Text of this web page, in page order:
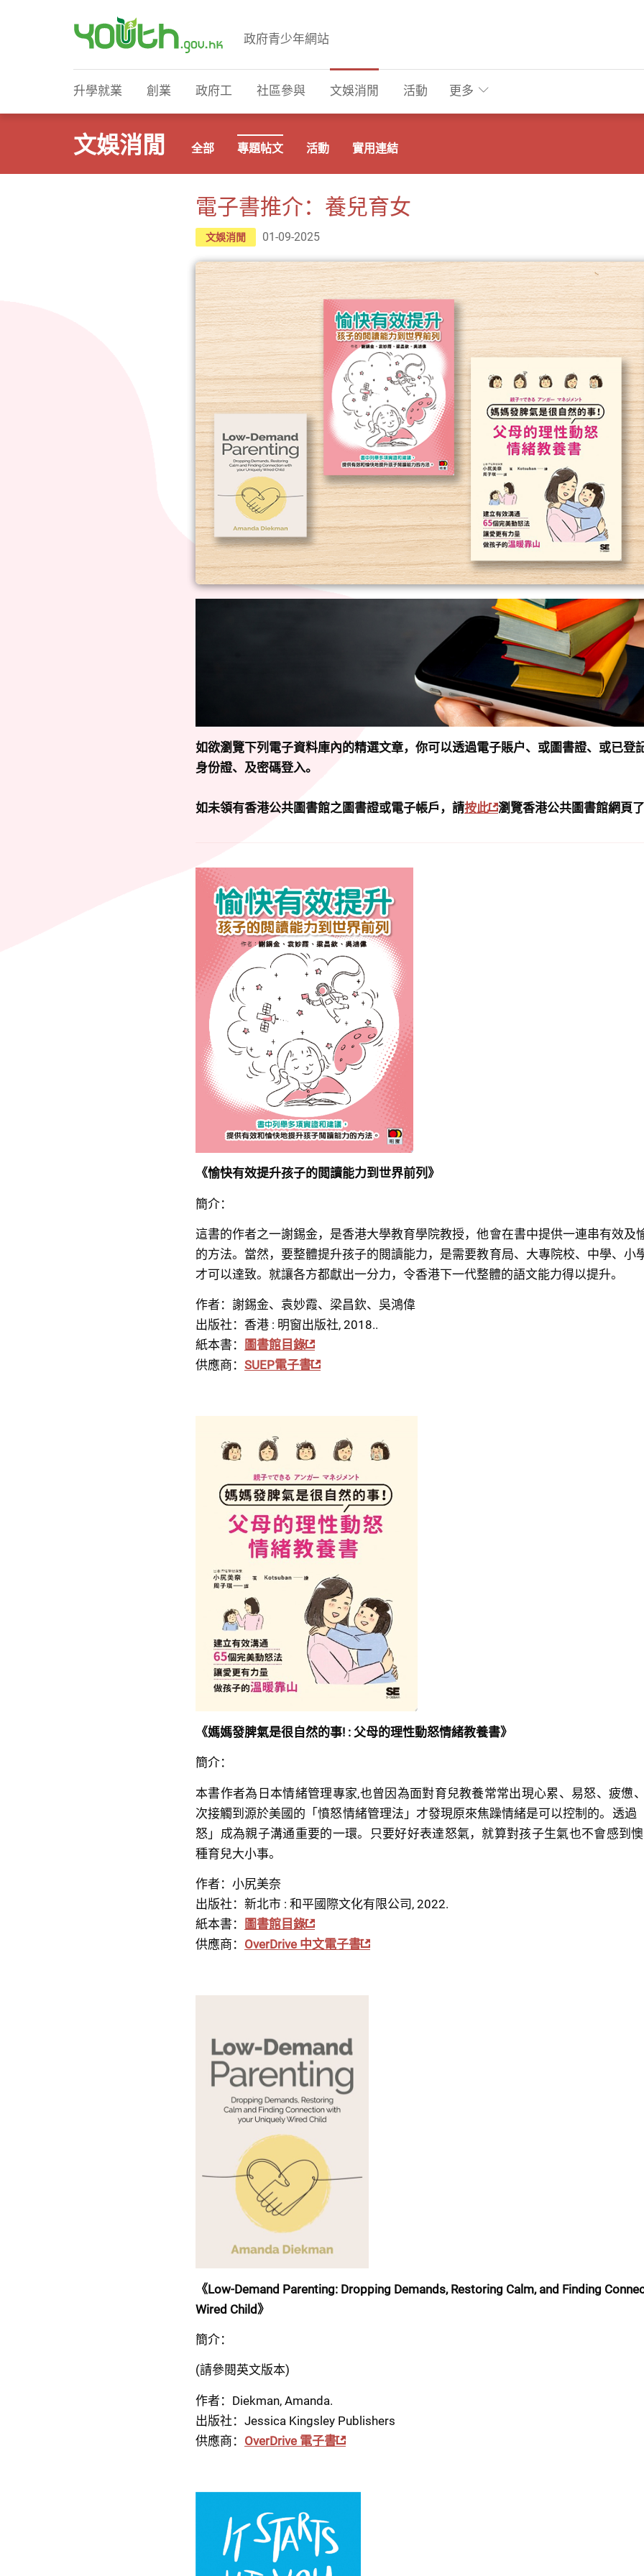
政府青少年網站
升學就業 創業 政府工 社區參與 文娛消閒 活動 更多
文娛消閒 全部 專題帖文 活動 實用連結
電子書推介：養兒育女
文娛消閒 01-09-2025
如欲瀏覽下列電子資料庫內的精選文章，你可以透過電子賬户、或圖書證、或已登
身份證、及密碼登入。
如未領有香港公共圖書館之圖書證或電子帳戶，請按此 瀏覽香港公共圖書館網頁
《愉快有效提升孩子的閲讀能力到世界前列》
簡介：
這書的作者之一謝錫金，是香港大學教育學院教授，他會在書中提供一連串有效及
的方法。當然，要整體提升孩子的閱讀能力，是需要教育局、大專院校、中學、小
才可以達致。就讓各方都獻出一分力，令香港下一代整體的語文能力得以提升。
作者：謝錫金、袁妙霞、梁昌欽、吳鴻偉
出版社：香港 : 明窗出版社, 2018..
紙本書： 圖書館目錄
供應商： SUEP電子書
《媽媽發脾氣是很自然的事! : 父母的理性動怒情緒教養書》
簡介：
本書作者為日本情緒管理專家,也曾因為面對育兒教養常常出現心累、易怒、疲憊
次接觸到源於美國的「憤怒情緒管理法」才發現原來焦躁情緒是可以控制的。透過
怒」成為親子溝通重要的一環。只要好好表達怒氣，就算對孩子生氣也不會感到
種育兒大小事。
作者：小尻美奈
出版社：新北市 : 和平國際文化有限公司, 2022.
紙本書： 圖書館目錄
供應商： OverDrive 中文電子書
《Low-Demand Parenting: Dropping Demands, Restoring Calm, and Finding
Wired Child》
簡介：
(請參閱英文版本)
作者：Diekman, Amanda.
出版社：Jessica Kingsley Publishers
供應商： OverDrive 電子書